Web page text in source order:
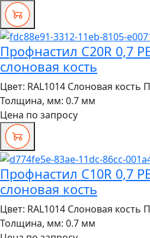
Профнастил C20R 0,7
слоновая кость
Цвет: RAL1014 Слоновая кость
Толщина, мм: 0.7 мм
Цена по запросу
Профнастил C10R 0,7
слоновая кость
Цвет: RAL1014 Слоновая кость
Толщина, мм: 0.7 мм